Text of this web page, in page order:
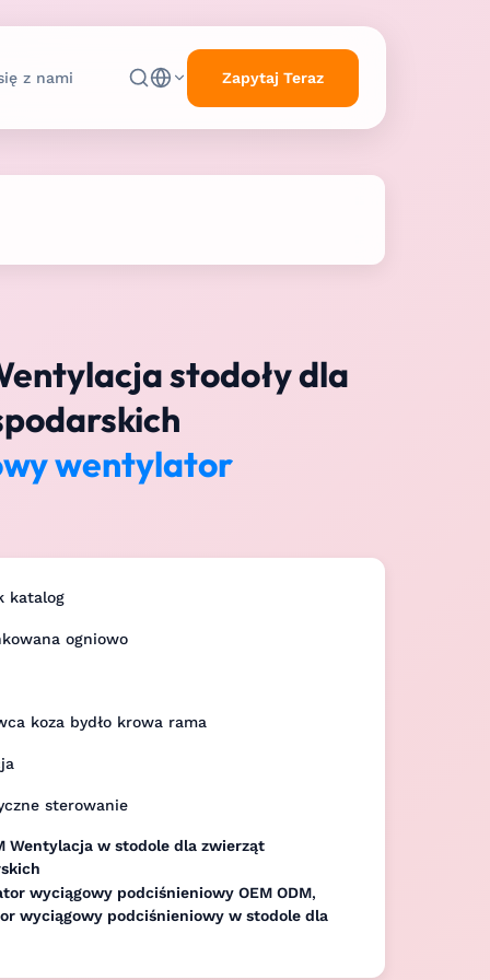
z nami Zapytaj Teraz
stodoły dla
wentylator
katalog
ogniowo
koza bydło krowa rama
sterowanie
Wentylacja w stodole dla zwierząt
wyciągowy podciśnieniowy OEM ODM,
wyciągowy podciśnieniowy w stodole dla